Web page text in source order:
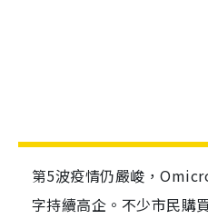
第5波疫情仍嚴峻，
字持續高企。不少市民購